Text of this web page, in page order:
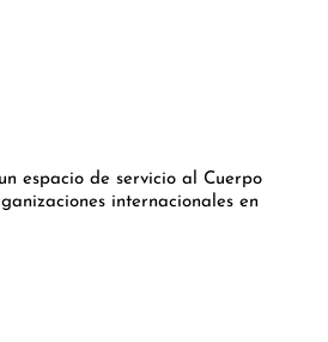
espacio de servicio al Cuerpo
internacionales en